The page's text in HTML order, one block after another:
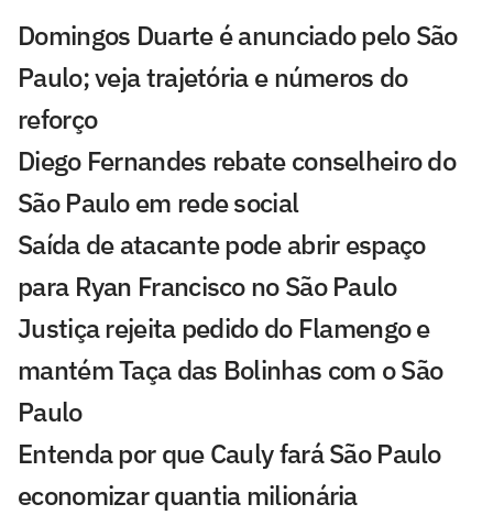
Domingos Duarte é anunciado pelo São
Paulo; veja trajetória e números do
reforço
Diego Fernandes rebate conselheiro do
São Paulo em rede social
Saída de atacante pode abrir espaço
para Ryan Francisco no São Paulo
Justiça rejeita pedido do Flamengo e
mantém Taça das Bolinhas com o São
Paulo
Entenda por que Cauly fará São Paulo
economizar quantia milionária